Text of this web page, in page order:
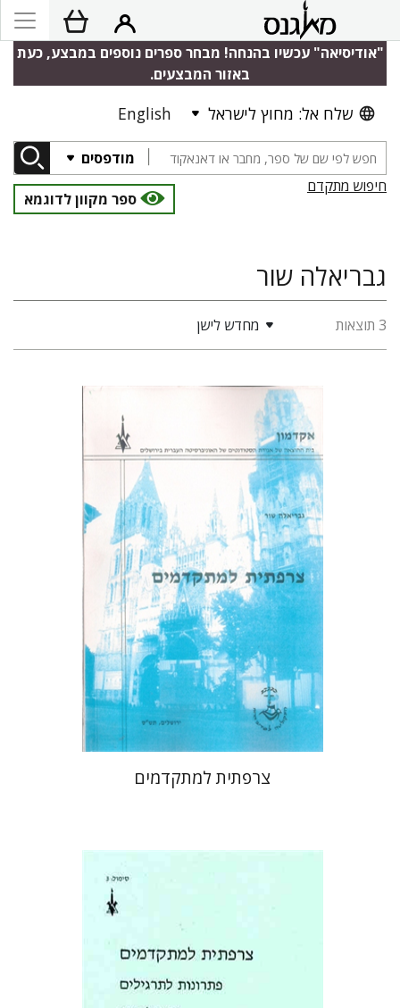
"אודיסיאה" עכשיו בהנחה! מבחר ספרים נוספים במבצע, כעת
באזור המבצעים.
שלח אל: מחוץ לישראל English
מודפסים
חיפוש מתקדם
ספר מקוון לדוגמא
גבריאלה שור
3 תוצאות מחדש לישן
גבריאלה שור
הנחת אתר ספר מודפס
$33
$30
צרפתית למתקדמים